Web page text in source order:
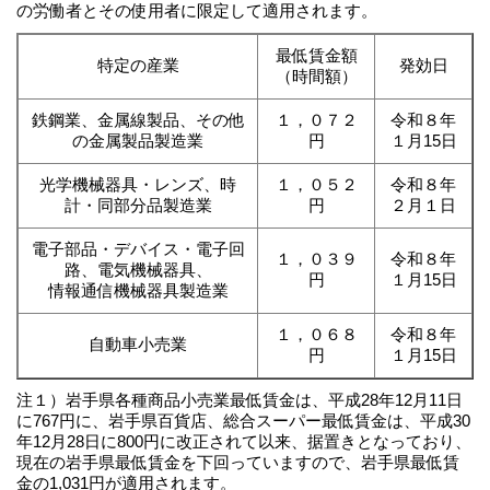
の労働者とその使用者に限定して適用されます。
特定の産業
最低賃金額
（時間額）
発効日
鉄鋼業、金属線製品、その他
の金属製品製造業
１，０７２
円
令和８年
１月15日
光学機械器具・レンズ、時
計・同部分品製造業
１，０５２
円
令和８年
２月１日
電子部品・デバイス・電子回
路、電気機械器具、
情報通信機械器具製造業
１，０３９
円
令和８年
１月15日
自動車小売業
１，０６８
円
令和８年
１月15日
注１）岩手県各種商品小売業最低賃金は、平成28年12月11日
に767円に、岩手県百貨店、総合スーパー最低賃金は、平成30
年12月28日に800円に改正されて以来、据置きとなっており、
現在の岩手県最低賃金を下回っていますので、岩手県最低賃
金の1,031円が適用されます。